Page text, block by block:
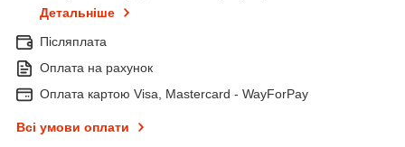
Детальніше
Післяплата
Оплата на рахунок
Оплата картою Visa, Mastercard - WayForPay
Всі умови оплати